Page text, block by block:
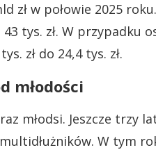
zł w połowie 2025
43 tys. zł. W przypadku
zł do 24,4 tys. zł.
młodości
młodsi. Jeszcze trzy
W tym